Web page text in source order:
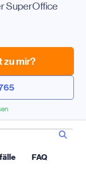
SuperOffice
zu mir?
FAQ